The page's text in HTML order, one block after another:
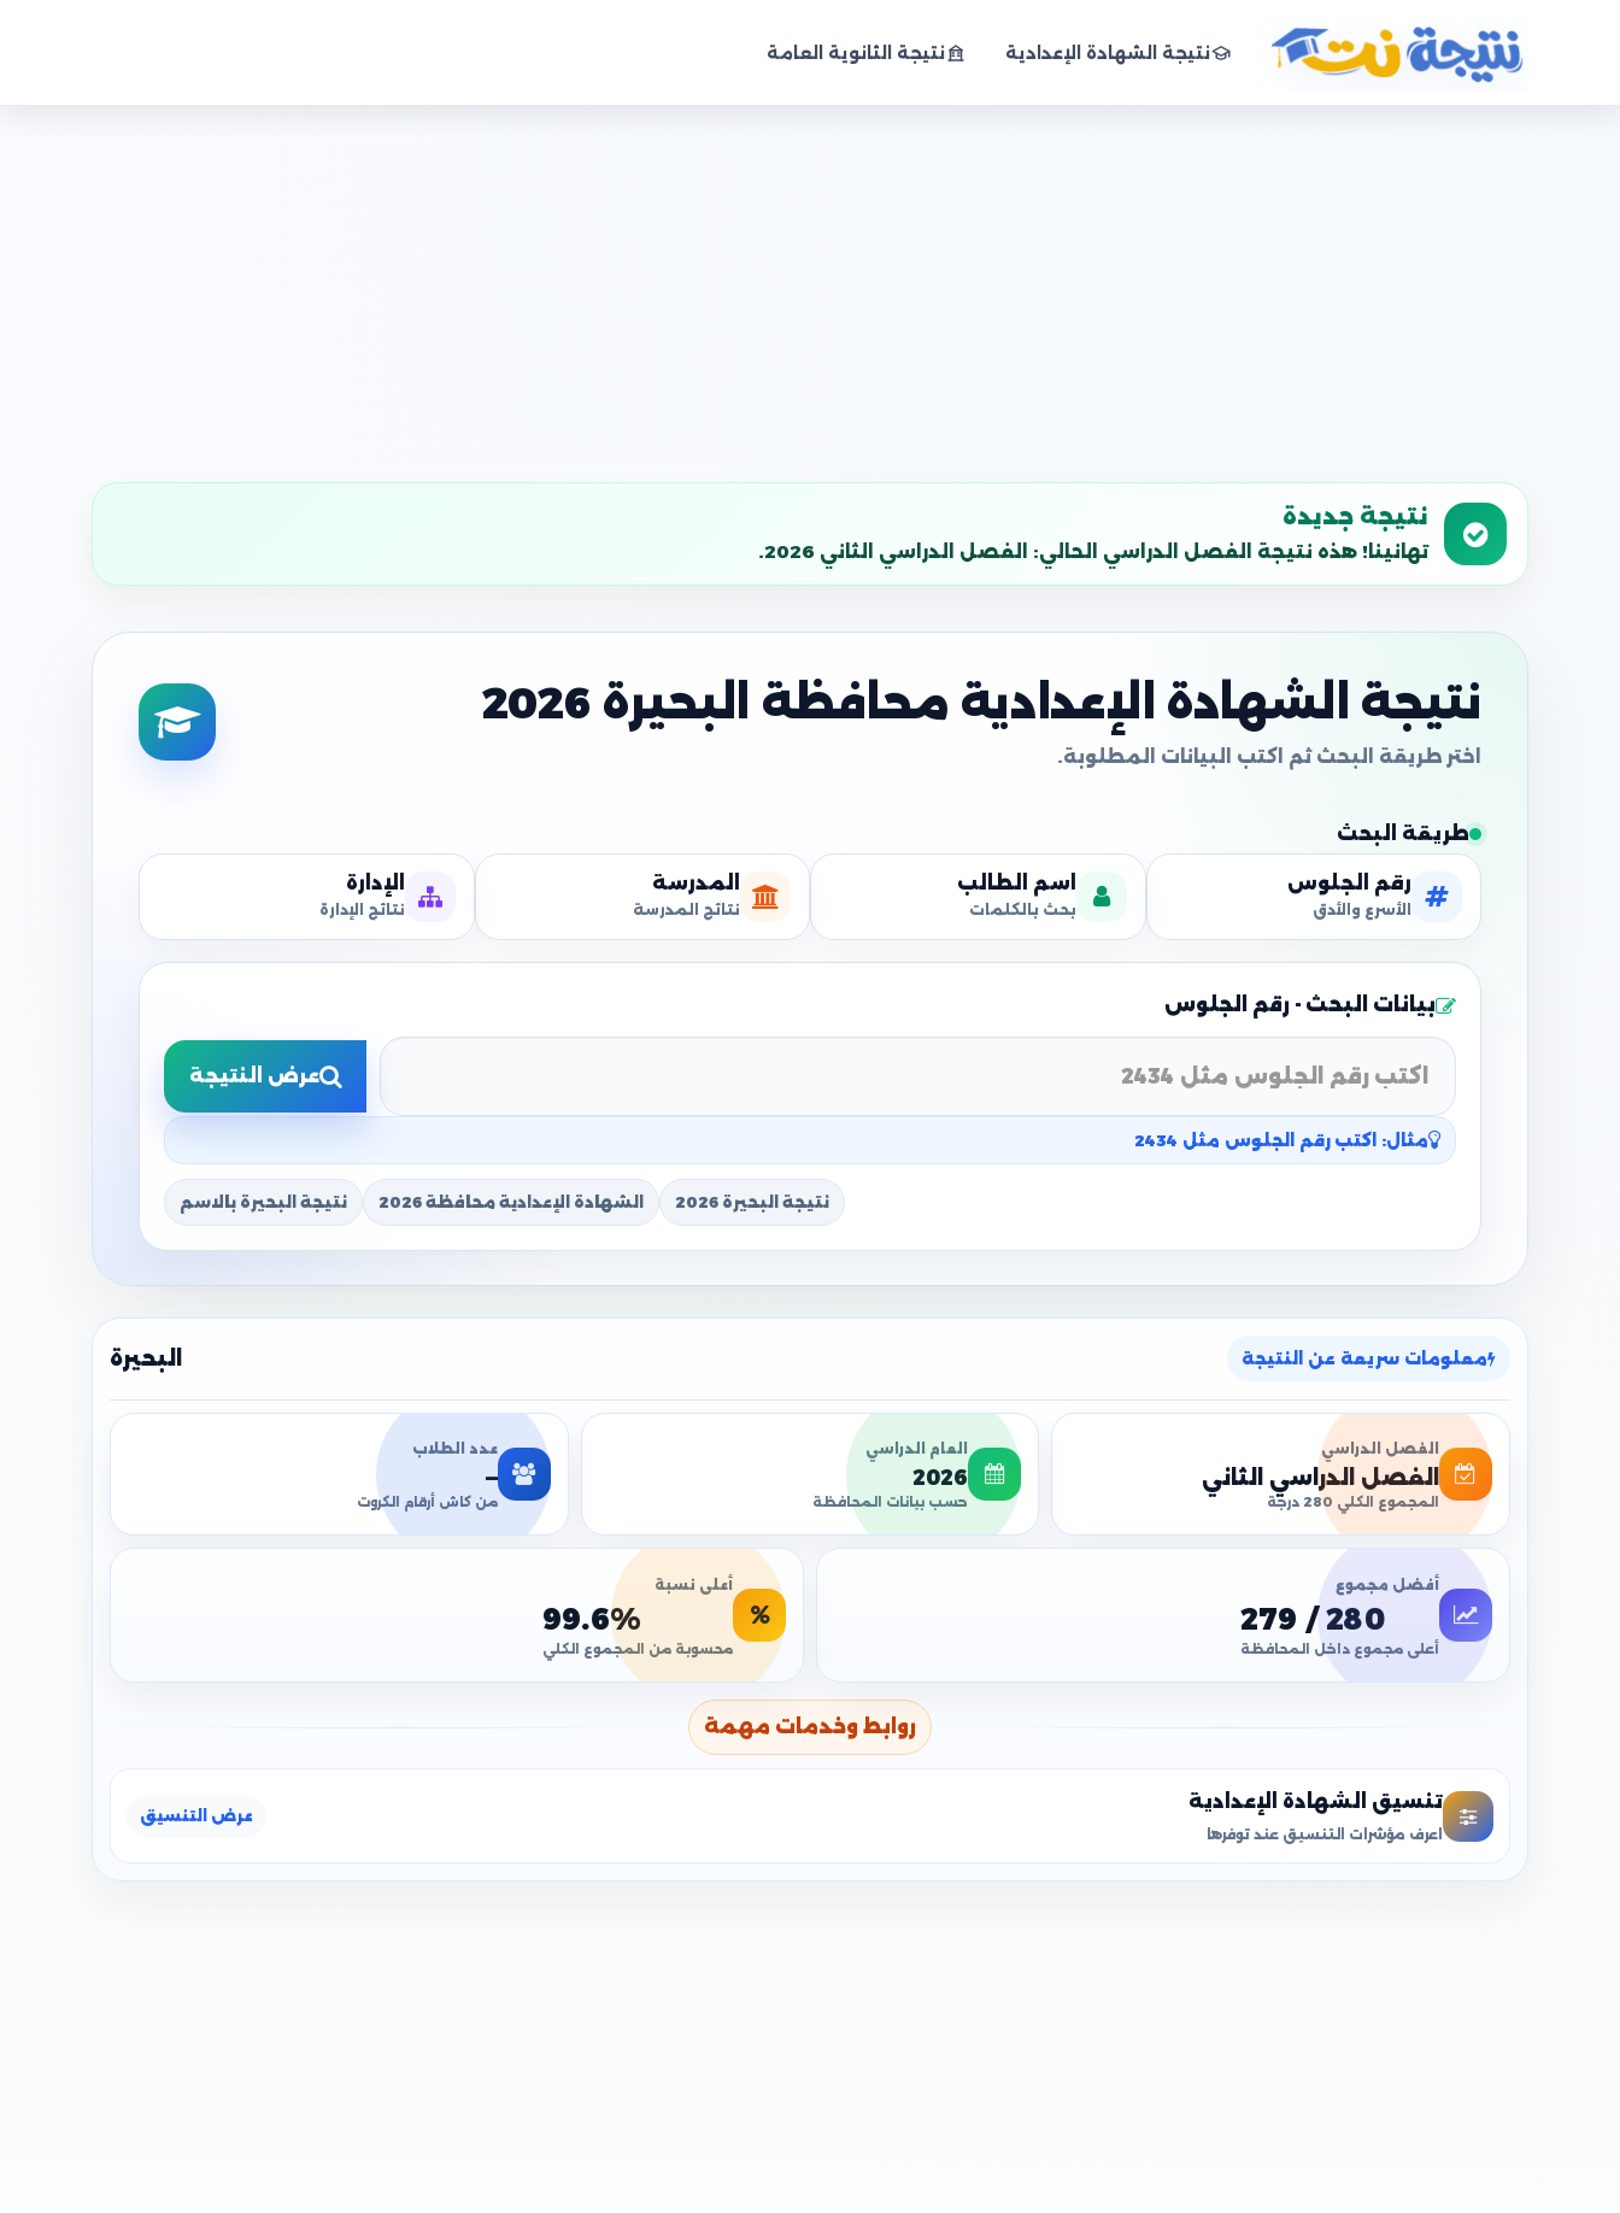
نتيجة نت
نتيجة الشهادة الإعدادية نتيجة الثانوية العامة
نتيجة جديدة
تهانينا! هذه نتيجة الفصل الدراسي الحالي: الفصل الدراسي الثاني 2026.
نتيجة الشهادة الإعدادية محافظة البحيرة 2026
طريقة البحث
رقم الجلوس
الأسرع والأدق
اسم الطالب
بحث بالكلمات
المدرسة
نتائج المدرسة
الإدارة
نتائج الإدارة
بيانات البحث - رقم الجلوس
عرض النتيجة
مثال: اكتب رقم الجلوس مثل 2434
نتيجة البحيرة 2026 الشهادة الإعدادية محافظة 2026 نتيجة البحيرة بالاسم
معلومات سريعة عن النتيجة البحيرة
الفصل الدراسي
الفصل الدراسي الثاني
المجموع الكلي 280 درجة
العام الدراسي
2026
حسب بيانات المحافظة
عدد الطلاب
—
من كاش أرقام الكروت
أفضل مجموع
279 / 280
أعلى مجموع داخل المحافظة
أعلى نسبة
99.6%
محسوبة من المجموع الكلي
روابط وخدمات مهمة
تنسيق الشهادة الإعدادية
اعرف مؤشرات التنسيق عند توفرها
عرض التنسيق